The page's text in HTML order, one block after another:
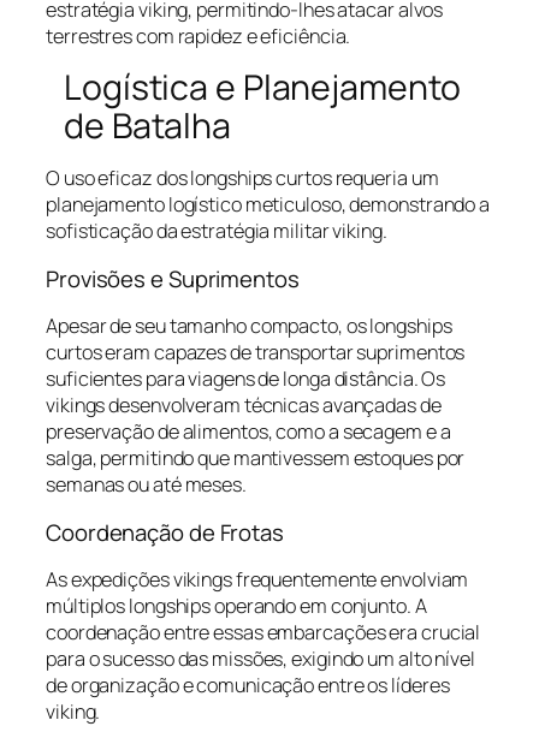
estratégia viking, permitindo-lhes atacar alvos
terrestres com rapidez e eficiência.
Logística e Planejamento
de Batalha
O uso eficaz dos longships curtos requeria um
planejamento logístico meticuloso, demonstrando a
sofisticação da estratégia militar viking.
Provisões e Suprimentos
Apesar de seu tamanho compacto, os longships
curtos eram capazes de transportar suprimentos
suficientes para viagens de longa distância. Os
vikings desenvolveram técnicas avançadas de
preservação de alimentos, como a secagem e a
salga, permitindo que mantivessem estoques por
semanas ou até meses.
Coordenação de Frotas
As expedições vikings frequentemente envolviam
múltiplos longships operando em conjunto. A
coordenação entre essas embarcações era crucial
para o sucesso das missões, exigindo um alto nível
de organização e comunicação entre os líderes
viking.